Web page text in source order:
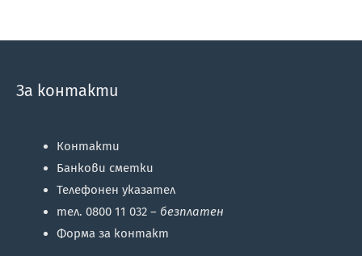
За контакти
Контакти
Банкови сметки
Телефонен указател
тел. 0800 11 032 – безплатен
Форма за контакт